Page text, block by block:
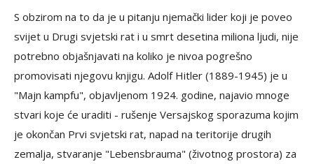
S obzirom na to da je u pitanju njemački lider koji je poveo
svijet u Drugi svjetski rat i u smrt desetina miliona ljudi, nije
potrebno objašnjavati na koliko je nivoa pogrešno
promovisati njegovu knjigu. Adolf Hitler (1889-1945) je u
"Majn kampfu", objavljenom 1924. godine, najavio mnoge
stvari koje će uraditi - rušenje Versajskog sporazuma kojim
je okončan Prvi svjetski rat, napad na teritorije drugih
zemalja, stvaranje "Lebensbrauma" (životnog prostora) za